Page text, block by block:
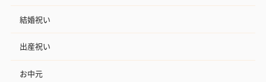
結婚祝い
出産祝い
お中元